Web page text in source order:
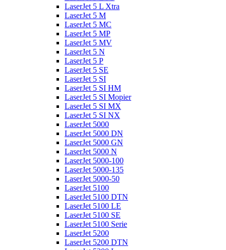
LaserJet 5 L Xtra
LaserJet 5 M
LaserJet 5 MC
LaserJet 5 MP
LaserJet 5 MV
LaserJet 5 N
LaserJet 5 P
LaserJet 5 SE
LaserJet 5 SI
LaserJet 5 SI HM
LaserJet 5 SI Mopier
LaserJet 5 SI MX
LaserJet 5 SI NX
LaserJet 5000
LaserJet 5000 DN
LaserJet 5000 GN
LaserJet 5000 N
LaserJet 5000-100
LaserJet 5000-135
LaserJet 5000-50
LaserJet 5100
LaserJet 5100 DTN
LaserJet 5100 LE
LaserJet 5100 SE
LaserJet 5100 Serie
LaserJet 5200
LaserJet 5200 DTN